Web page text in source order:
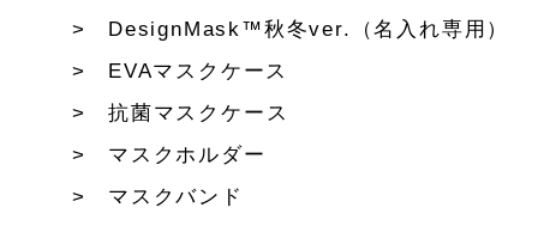
DesignMask™秋冬ver.（名入れ専用）
EVAマスクケース
抗菌マスクケース
マスクホルダー
マスクバンド